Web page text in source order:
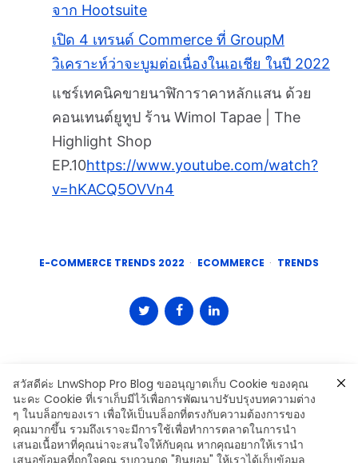
จาก Hootsuite
เปิด 4 เทรนด์ Commerce ที่ GroupM
วิเคราะห์ว่าจะบูมต่อเนื่องในเอเชีย ในปี 2022
แชร์เทคนิคขายนาฬิการาคาหลักแสน ด้วย
คอนเทนต์ยูทูป ร้าน Wimol Tapae | The
Highlight Shop
EP.10https://www.youtube.com/watch?
v=hKACQ5OVVn4
E-COMMERCE TRENDS 2022 ECOMMERCE TRENDS
Leave a Comment
สวัสดีค่ะ LnwShop Pro Blog ขออนุญาตเก็บ Cookie ของคุณ
นะคะ Cookie ที่เราเก็บมีไว้เพื่อการพัฒนาปรับปรุงบทความต่าง
ๆ ในบล็อกของเรา เพื่อให้เป็นบล็อกที่ตรงกับความต้องการของ
คุณมากขึ้น รวมถึงเราจะมีการใช้เพื่อทำการตลาดในการนำ
เสนอเนื้อหาที่คุณน่าจะสนใจให้กับคุณ หากคุณอยากให้เรานำ
เสนอข้อมูลที่ถูกใจคุณ รบกวนกด "ยินยอม" ให้เราได้เก็บข้อมูล